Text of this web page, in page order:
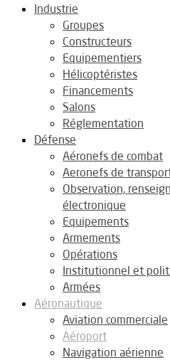
Industrie
Groupes
Constructeurs
Equipementiers
Hélicoptéristes
Financements
Salons
Réglementation
Défense
Aéronefs de combat
Aeronefs de
Observation,
électronique
Equipements
Armements
Opérations
Institutionnel et
Armées
Aéronautique
Aviation commerciale
Aéroport
Navigation aérienne